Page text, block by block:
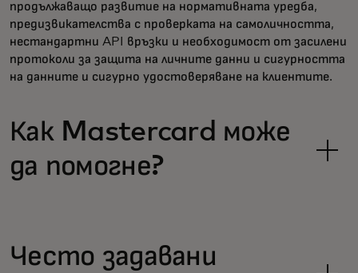
продължаващо развитие на нормативната уредба,
предизвикателства с проверката на самоличността,
нестандартни API връзки и необходимост от засилени
протоколи за защита на личните данни и сигурността
на данните и сигурно удостоверяване на клиентите.
Как Mastercard може
да помогне?
Често задавани